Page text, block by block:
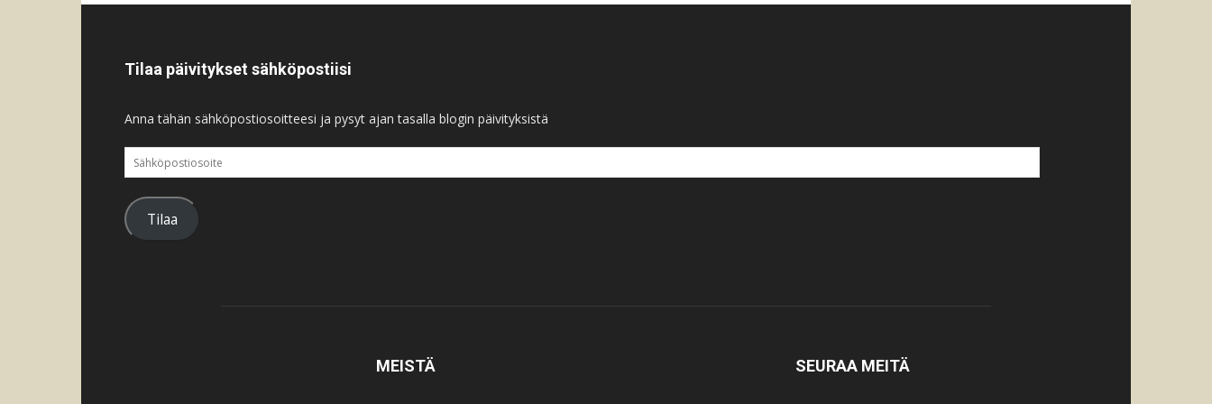
Tilaa päivitykset sähköpostiisi
Anna tähän sähköpostiosoitteesi ja pysyt ajan tasalla blogin päivityksistä
Sähköpostiosoite
Tilaa
MEISTÄ SEURAA MEITÄ